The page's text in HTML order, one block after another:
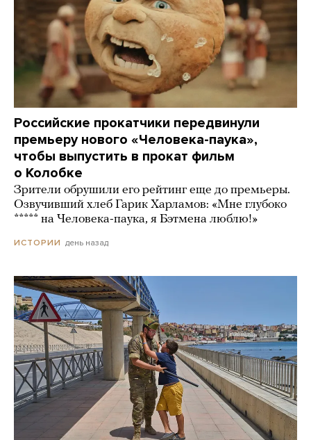
Российские прокатчики передвинули
премьеру нового «Человека-паука»,
чтобы выпустить в прокат фильм
о Колобке
Зрители обрушили его рейтинг еще до премьеры.
Озвучивший хлеб Гарик Харламов: «Мне глубоко
***** на Человека-паука, я Бэтмена люблю!»
ИСТОРИИ день назад